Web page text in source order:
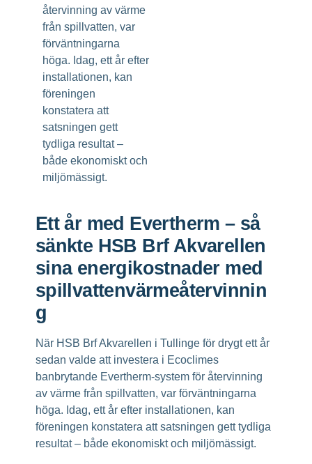
återvinning av värme
från spillvatten, var
förväntningarna
höga. Idag, ett år efter
installationen, kan
föreningen
konstatera att
satsningen gett
tydliga resultat –
både ekonomiskt och
miljömässigt.
Ett år med Evertherm – så
sänkte HSB Brf Akvarellen
sina energikostnader med
spillvattenvärmeåtervinnin
g
När HSB Brf Akvarellen i Tullinge för drygt ett år
sedan valde att investera i Ecoclimes
banbrytande Evertherm-system för återvinning
av värme från spillvatten, var förväntningarna
höga. Idag, ett år efter installationen, kan
föreningen konstatera att satsningen gett tydliga
resultat – både ekonomiskt och miljömässigt.